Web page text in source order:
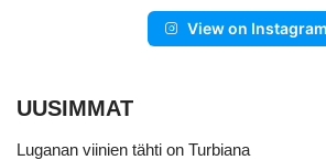
View on Instagram
UUSIMMAT
Luganan viinien tähti on Turbiana